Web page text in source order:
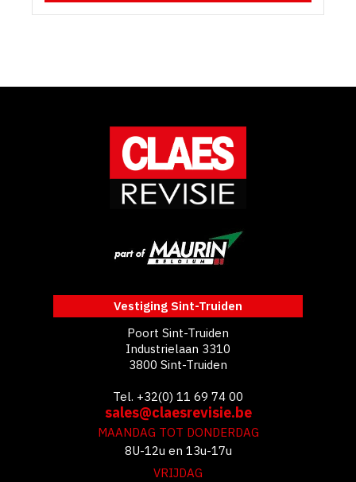
Vestiging Sint-Truiden
Poort Sint-Truiden
Industrielaan 3310
3800 Sint-Truiden
Tel. +32(0) 11 69 74 00
sales@claesrevisie.be
MAANDAG TOT DONDERDAG
8U-12u en 13u-17u
VRIJDAG